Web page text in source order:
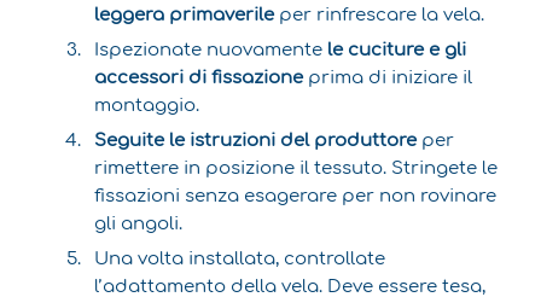
leggera primaverileper rinfrescare la vela.
Ispezionate nuovamente le cuciture e gli
accessori di fissazioneprima di iniziare il
montaggio.
Seguite le istruzioni del produttoreper
rimettere in posizione il tessuto. Stringete le
fissazioni senza esagerare per non rovinare
gli angoli.
Una volta installata, controllate
l’adattamento della vela. Deve essere tesa,